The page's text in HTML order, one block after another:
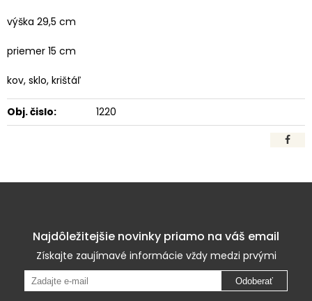
výška 29,5 cm
priemer 15 cm
kov, sklo, krištáľ
Obj. čislo: 1220
Najdôležitejšie novinky priamo na váš email
Získajte zaujímavé informácie vždy medzi prvými
Odoberať